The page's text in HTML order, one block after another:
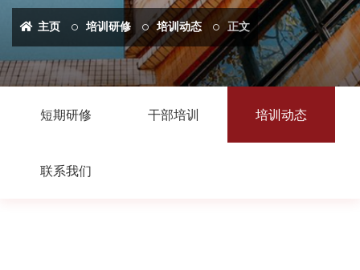
主页 培训研修 培训动态 正文
短期研修 干部培训 培训动态
联系我们